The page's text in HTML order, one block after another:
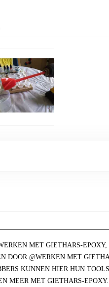
MET GIETHARS-EPOXY,
DOOR @WERKEN MET
KUNNEN HIER HUN TOOLS
MEER MET GIETHARS-EPOXY.